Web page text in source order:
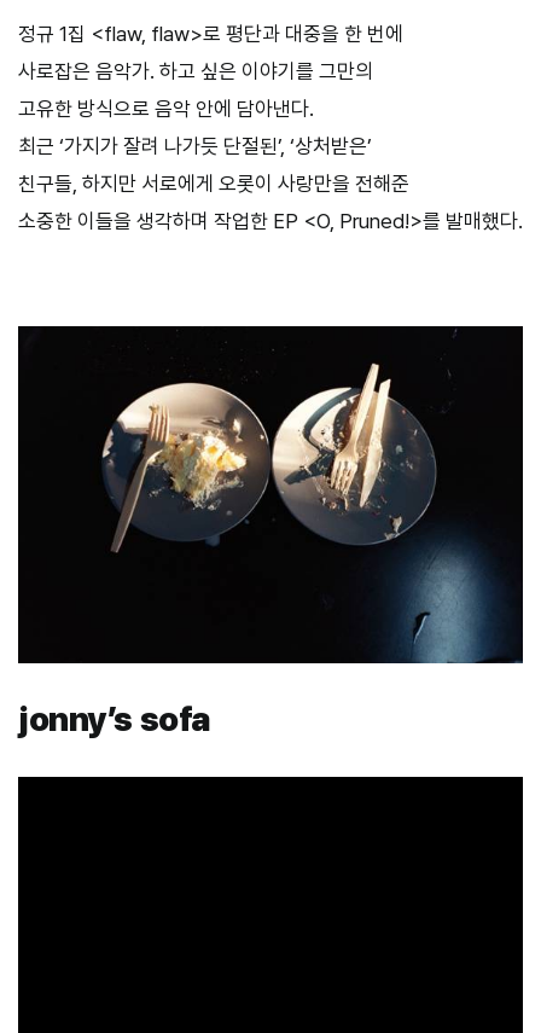
정규 1집 <flaw, flaw>로 평단과 대중을 한 번에
사로잡은 음악가. 하고 싶은 이야기를 그만의
고유한 방식으로 음악 안에 담아낸다.
최근 ‘가지가 잘려 나가듯 단절된’, ‘상처받은’
친구들, 하지만 서로에게 오롯이 사랑만을 전해준
소중한 이들을 생각하며 작업한 EP <O, Pruned!>를 발매했다.
jonny’s sofa